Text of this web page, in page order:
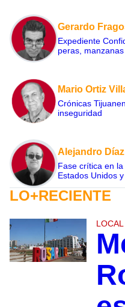
Gerardo
Expediente
peras,
Mario Ortiz
Crónicas
inseguridad
Alejandro
Fase crítica en
Estados Unidos
LO+RECIENTE
LOCAL